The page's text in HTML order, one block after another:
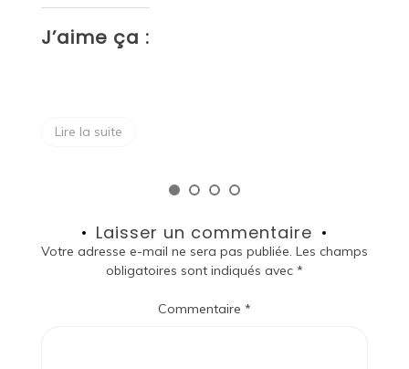
J’aime ça :
Lire la suite
Laisser un commentaire
Votre adresse e-mail ne sera pas publiée. Les champs
obligatoires sont indiqués avec *
Commentaire *